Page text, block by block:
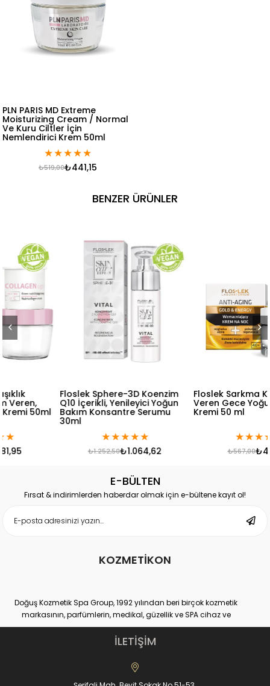
PLN PARIS MD Extreme
Moisturizing Cream / Normal
Ve Kuru Ciltler İçin
Nemlendirici Krem 50ml
★★★★★
₺441,15
₺519,00
BENZER ÜRÜNLER
Floslek Sphere-3D Koenzim
Q10 İçerikli, Yenileyici Yoğun
Bakım Konsantre Serumu
₺1.064,62
Floslek Sarkma Karşıtı, Enerji
Veren Gece Yoğun Bakım
Kremi 50 ml
₺481,95
E-BÜLTEN
Fırsat & indirimlerden haberdar olmak için e-bültene kayıt ol!
KOZMETİKON
Doğuş Kozmetik Spa Group, 1992 yılından beri birçok kozmetik
markasının, parfümlerin, medikal, güzellik ve SPA cihaz ve
ekipmanlarının hem distribütörlüğünü hem de üretimini yapan
yurtiçi ve yurtdışı binlerce müşteri sayısına ulaşmış, kendi
sektöründe Dünya lideri kuruluşlardan bir tanesidir.
www.kozmetikON.com
ürünler alışveriş sitesiyle, %100 müşteri memnuniyeti ve kaliteli ürün
İLETİŞİM